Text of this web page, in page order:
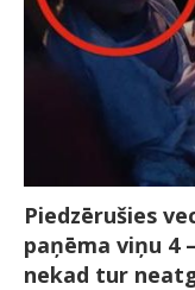
Piedzērušies
paņēma viņu 4
nekad tur